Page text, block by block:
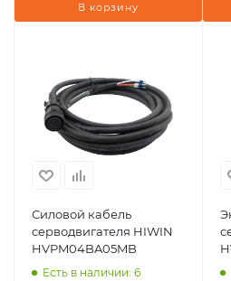
В корзину
Силовой кабель
серводвигателя HIWIN
HVPM04BA05MB
Есть в наличии: 6